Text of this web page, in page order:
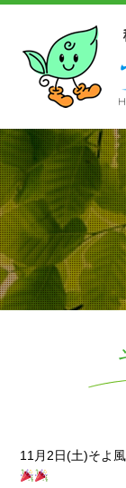
11月2日(土)そよ